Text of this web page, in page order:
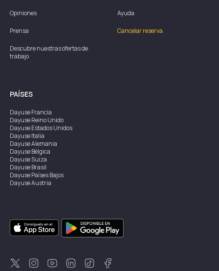
Opiniones
Prensa
Descubre nuestras ofertas de
trabajo
Ayuda
Cancelar reserva
PAÍSES
DayuseFrancia
DayuseReino Unido
DayuseEstados Unidos
DayuseItalia
DayuseAlemania
DayuseBélgica
DayuseSuiza
DayuseBrasil
DayusePaíses Bajos
DayuseAustria
DayuseSingapur
DayuseSuecia
DayuseTailandia
DayuseNueva Zelanda
DayuseTurquía